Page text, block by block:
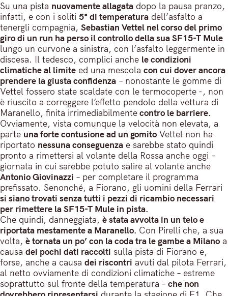
Su una pista nuovamente allagata dopo la pausa pranzo,
infatti, e con i soliti 5° di temperatura dell’asfalto a
tenergli compagnia, Sebastian Vettel nel corso del primo
giro di un run ha perso il controllo della sua SF15-T Mule
lungo un curvone a sinistra, con l’asfalto leggermente in
discesa. Il tedesco, complici anche le condizioni
climatiche al limite ed una mescola con cui dover ancora
prendere la giusta confidenza – nonostante le gomme di
Vettel fossero state scaldate con le termocoperte -, non
è riuscito a correggere l’effetto pendolo della vettura di
Maranello, finita irrimediabilmentecontro le barriere.
Ovviamente, vista comunque la velocità non elevata, a
parte una forte contusione ad un gomito Vettel non ha
riportato nessuna conseguenza e sarebbe stato quindi
pronto a rimettersi al volante della Rossa anche oggi –
giornata in cui sarebbe potuto salire al volante anche
Antonio Giovinazzi – per completare il programma
prefissato. Senonché, a Fiorano, gli uomini della Ferrari
si siano trovati senza tutti i pezzi di ricambio necessari
per rimettere la SF15-T Mule in pista.
Che quindi, danneggiata, è stata avvolta in un telo e
riportata mestamente a Maranello. Con Pirelli che, a sua
volta, è tornata un po’ con la coda tra le gambe a Milano a
causa dei pochi dati raccolti sulla pista di Fiorano e,
forse, anche a causa dei riscontri avuti dal pilota Ferrari,
al netto ovviamente di condizioni climatiche – estreme
soprattutto sul fronte della temperatura – che non